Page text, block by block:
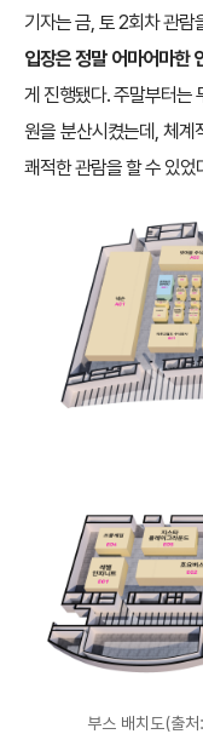
기자는 금, 토 2회차 관
입장은 정말 어마어마한
게 진행됐다. 주말부터는
원을 분산시켰는데, 체계
쾌적한 관람을 할 수 있었
부스 배치도(출처